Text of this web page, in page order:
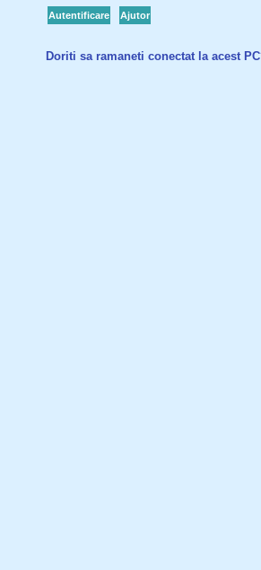
Autentificare Ajutor
Doriti sa ramaneti conectat la acest